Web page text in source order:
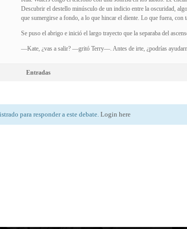
Descubrir el destello minúsculo de un indicio entre la oscuridad,
que sumergirse a fondo, a lo que hincar el diente. Lo que fuera, con
Se puso el abrigo e inició el largo trayecto que la separaba del
—Kate, ¿vas a salir? —gritó Terry—. Antes de irte, ¿podrías
Entradas
para responder a este debate. Login here